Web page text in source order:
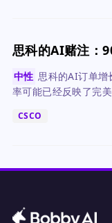
思科的AI赌注：
中性 思科的AI订单增
率可能已经反映了完
CSCO